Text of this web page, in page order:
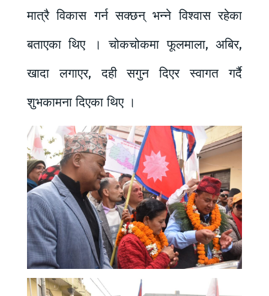
मात्रै विकास गर्न सक्छन् भन्ने विश्वास रहेका
बताएका थिए । चोकचोकमा फूलमाला, अबिर,
खादा लगाएर, दही सगुन दिएर स्वागत गर्दै
शुभकामना दिएका थिए ।